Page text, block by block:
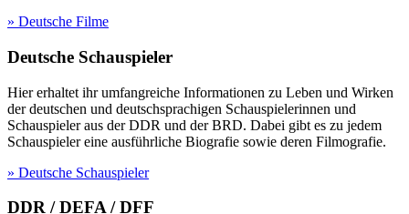
» Deutsche Filme
Deutsche Schauspieler
Hier erhaltet ihr umfangreiche Informationen zu Leben und Wirken
der deutschen und deutschsprachigen Schauspielerinnen und
Schauspieler aus der DDR und der BRD. Dabei gibt es zu jedem
Schauspieler eine ausführliche Biografie sowie deren Filmografie.
» Deutsche Schauspieler
DDR / DEFA / DFF